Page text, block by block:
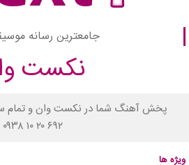
جامعترین رسانه
نکست
پخش آهنگ شما در نکست وان و تمام
۰۹۳۸ ۱۰ ۲۰ ۶۹۲
ویژه ها